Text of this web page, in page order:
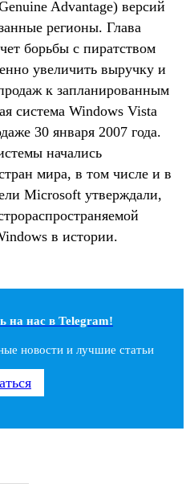
Advantage) версий
регионы. Глава
борьбы с пиратством
увеличить выручку и
к запланированным
система Windows Vista
30 января 2007 года.
начались
мира, в том числе и в
Microsoft утверждали,
в истории.
на наc в Telegram!
новости и лучшие статьи